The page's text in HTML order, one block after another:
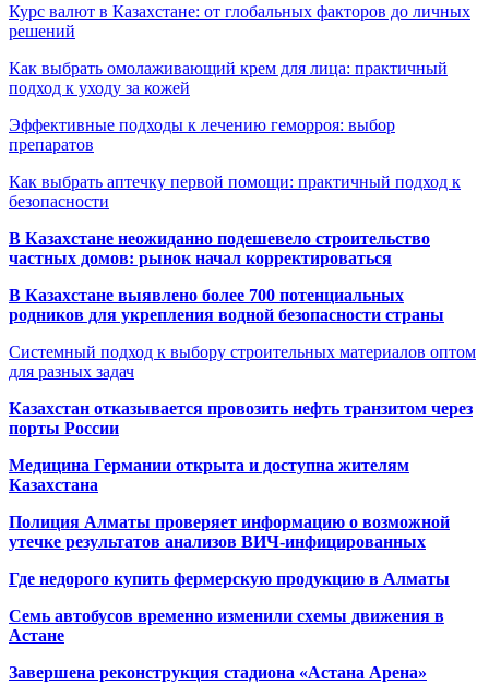
Курс валют в Казахстане: от глобальных факторов до личных
решений
Как выбрать омолаживающий крем для лица: практичный
подход к уходу за кожей
Эффективные подходы к лечению геморроя: выбор
препаратов
Как выбрать аптечку первой помощи: практичный подход к
безопасности
В Казахстане неожиданно подешевело строительство
частных домов: рынок начал корректироваться
В Казахстане выявлено более 700 потенциальных
родников для укрепления водной безопасности страны
Системный подход к выбору строительных материалов оптом
для разных задач
Казахстан отказывается провозить нефть транзитом через
порты России
Медицина Германии открыта и доступна жителям
Казахстана
Полиция Алматы проверяет информацию о возможной
утечке результатов анализов ВИЧ-инфицированных
Где недорого купить фермерскую продукцию в Алматы
Семь автобусов временно изменили схемы движения в
Астане
Завершена реконструкция стадиона «Астана Арена»